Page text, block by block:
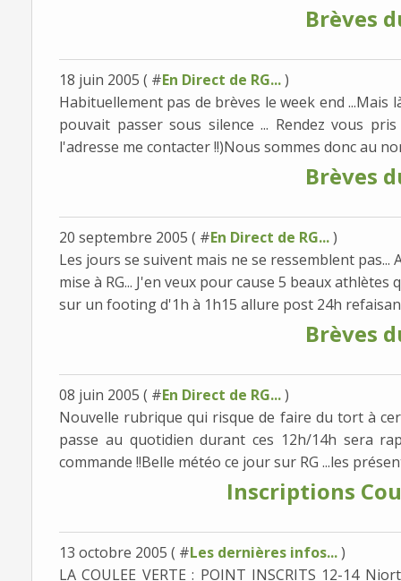
Brèves
18 juin 2005 ( #En Direct de RG...)
Habituellement pas de brèves le week end
pouvait passer sous silence ... Rendez vous
l'adresse me contacter !!)Nous sommes donc au
Brèves
20 septembre 2005 ( #En Direct de RG...)
Les jours se suivent mais ne se ressemblent
mise à RG... J'en veux pour cause 5 beaux athlètes
sur un footing d'1h à 1h15 allure post 24h
Brèves
08 juin 2005 ( #En Direct de RG...)
Nouvelle rubrique qui risque de faire du tort à
passe au quotidien durant ces 12h/14h sera
commande !!Belle météo ce jour sur RG ...les
Inscriptions
13 octobre 2005 ( #Les dernières infos...)
LA COULEE VERTE : POINT INSCRITS 12-14